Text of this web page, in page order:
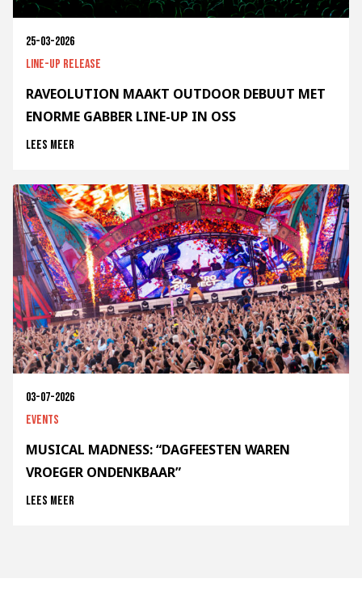
25-03-2026
Line-up release
RAVEOLUTION MAAKT OUTDOOR DEBUUT MET
ENORME GABBER LINE-UP IN OSS
Lees meer
03-07-2026
Events
MUSICAL MADNESS: “DAGFEESTEN WAREN
VROEGER ONDENKBAAR”
Lees meer